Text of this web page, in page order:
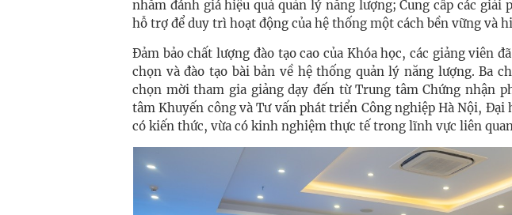
nhằm đánh giá hiệu quả quản lý năng lượng; Cung cấp các giải
hỗ trợ để duy trì hoạt động của hệ thống một cách bền vững và
Đảm bảo chất lượng đào tạo cao của Khóa học, các giảng viên
chọn và đào tạo bài bản về hệ thống quản lý năng lượng. Ba
chọn mời tham gia giảng dạy đến từ Trung tâm Chứng nhận
tâm Khuyến công và Tư vấn phát triển Công nghiệp Hà Nội, Đại
có kiến thức, vừa có kinh nghiệm thực tế trong lĩnh vực liên